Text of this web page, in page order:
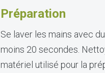
Préparation
Se laver les mains avec
moins 20 secondes.
matériel utilisé pour la